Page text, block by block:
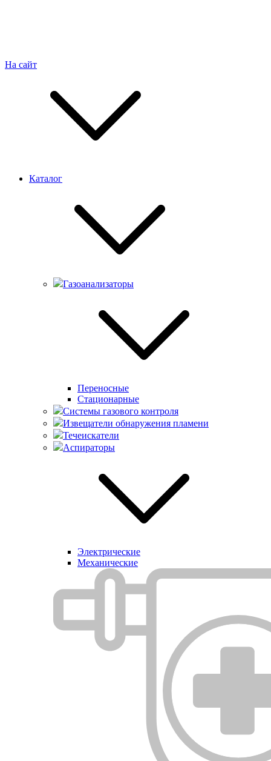
На сайт
Каталог
Газоанализаторы
Переносные
Стационарные
Системы газового контроля
Извещатели обнаружения пламени
Течеискатели
Аспираторы
Электрические
Механические